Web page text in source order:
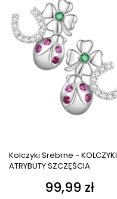
Kolczyki Srebrne - KOLCZYKI
ATRYBUTY SZCZĘŚCIA
Cena
99,99 zł